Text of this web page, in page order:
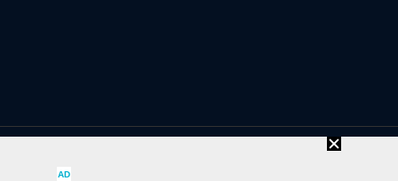
카운터픽
AD